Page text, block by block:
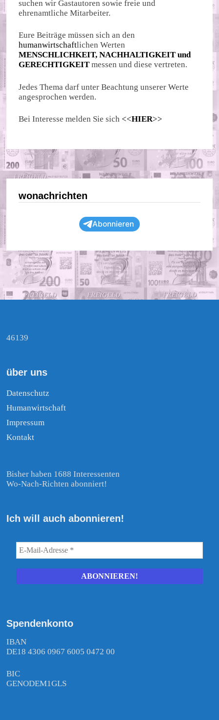
suchen wir Gastautoren sowie freie und
ehrenamtliche Mitarbeiter.
Eure Beiträge müssen sich an den
humanwirtschaftlichen Werten
MENSCHLICHKEIT, NACHHALTIGKEIT und
GERECHTIGKEIT messen und diese vertreten.
Jedes Thema darf unter Beachtung unserer Werte
angesprochen werden.
Bei Interesse melden Sie sich <<HIER>>
wonachrichten
Abonnieren
46139
über uns
Datenschutz
Humanwirtschaft
Impressum
Kontakt
Bisher haben 1688 Interessenten
Wo-Nach-Richten abonniert!
Ich will auch abonnieren!
Spendenkonto
IBAN
DE18 4306 0967 6005 0472 00
BIC
GENODEM1GLS